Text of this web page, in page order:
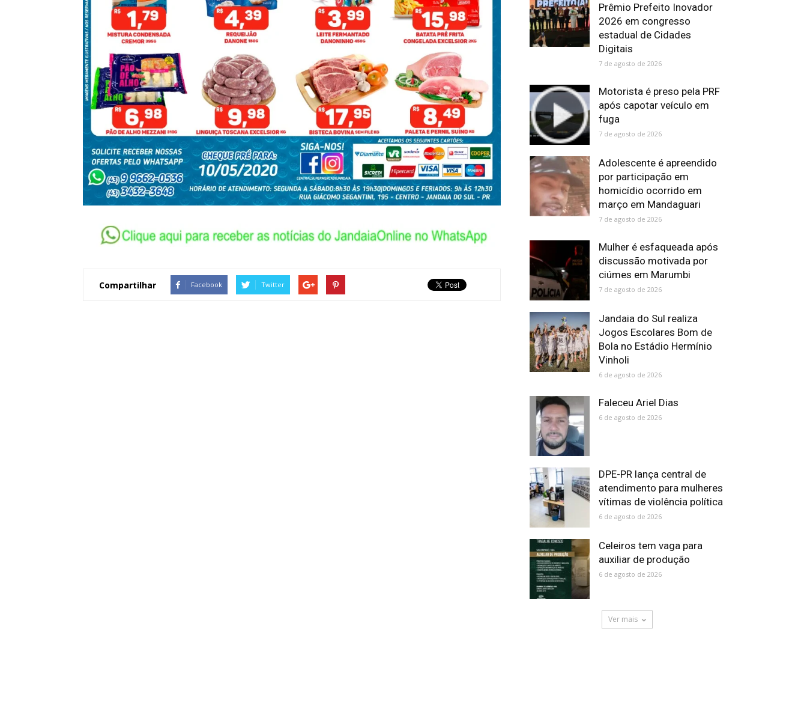
Compartilhar Facebook Twitter
Prêmio Prefeito Inovador
2026 em congresso
estadual de Cidades
Digitais
7 de agosto de 2026
Motorista é preso pela PRF
após capotar veículo em
fuga
7 de agosto de 2026
Adolescente é apreendido
por participação em
homicídio ocorrido em
março em Mandaguari
7 de agosto de 2026
Mulher é esfaqueada após
discussão motivada por
ciúmes em Marumbi
7 de agosto de 2026
Jandaia do Sul realiza
Jogos Escolares Bom de
Bola no Estádio Hermínio
Vinholi
6 de agosto de 2026
Faleceu Ariel Dias
6 de agosto de 2026
DPE-PR lança central de
atendimento para mulheres
vítimas de violência política
6 de agosto de 2026
Celeiros tem vaga para
auxiliar de produção
6 de agosto de 2026
Ver mais